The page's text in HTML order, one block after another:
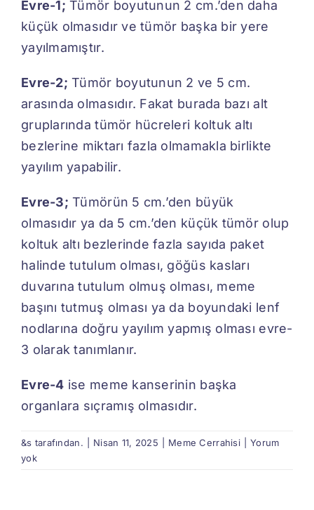
Evre-1; Tümör boyutunun 2 cm.’den daha
küçük olmasıdır ve tümör başka bir yere
yayılmamıştır.
Evre-2; Tümör boyutunun 2 ve 5 cm.
arasında olmasıdır. Fakat burada bazı alt
gruplarında tümör hücreleri koltuk altı
bezlerine miktarı fazla olmamakla birlikte
yayılım yapabilir.
Evre-3; Tümörün 5 cm.’den büyük
olmasıdır ya da 5 cm.’den küçük tümör olup
koltuk altı bezlerinde fazla sayıda paket
halinde tutulum olması, göğüs kasları
duvarına tutulum olmuş olması, meme
başını tutmuş olması ya da boyundaki lenf
nodlarına doğru yayılım yapmış olması evre-
3 olarak tanımlanır.
Evre-4 ise meme kanserinin başka
organlara sıçramış olmasıdır.
&s tarafından. Nisan 11, 2025 Meme Cerrahisi
Yorum
yok